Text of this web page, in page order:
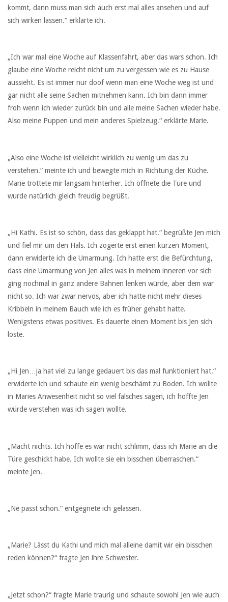
kommt, dann muss man sich auch erst mal alles ansehen und auf
sich wirken lassen.“ erklärte ich.
„Ich war mal eine Woche auf Klassenfahrt, aber das wars schon. Ich
glaube eine Woche reicht nicht um zu vergessen wie es zu Hause
aussieht. Es ist immer nur doof wenn man eine Woche weg ist und
gar nicht alle seine Sachen mitnehmen kann. Ich bin dann immer
froh wenn ich wieder zurück bin und alle meine Sachen wieder habe.
Also meine Puppen und mein anderes Spielzeug.“ erklärte Marie.
„Also eine Woche ist vielleicht wirklich zu wenig um das zu
verstehen.“ meinte ich und bewegte mich in Richtung der Küche.
Marie trottete mir langsam hinterher. Ich öffnete die Türe und
wurde natürlich gleich freudig begrüßt.
„Hi Kathi. Es ist so schön, dass das geklappt hat.“ begrüßte Jen mich
und fiel mir um den Hals. Ich zögerte erst einen kurzen Moment,
dann erwiderte ich die Umarmung. Ich hatte erst die Befürchtung,
dass eine Umarmung von Jen alles was in meinem inneren vor sich
ging nochmal in ganz andere Bahnen lenken würde, aber dem war
nicht so. Ich war zwar nervös, aber ich hatte nicht mehr dieses
Kribbeln in meinem Bauch wie ich es früher gehabt hatte.
Wenigstens etwas positives. Es dauerte einen Moment bis Jen sich
löste.
„Hi Jen…ja hat viel zu lange gedauert bis das mal funktioniert hat.“
erwiderte ich und schaute ein wenig beschämt zu Boden. Ich wollte
in Maries Anwesenheit nicht so viel falsches sagen, ich hoffte Jen
würde verstehen was ich sagen wollte.
„Macht nichts. Ich hoffe es war nicht schlimm, dass ich Marie an die
Türe geschickt habe. Ich wollte sie ein bisschen überraschen.“
meinte Jen.
„Ne passt schon.“ entgegnete ich gelassen.
„Marie? Lässt du Kathi und mich mal alleine damit wir ein bisschen
reden können?“ fragte Jen ihre Schwester.
„Jetzt schon?“ fragte Marie traurig und schaute sowohl Jen wie auch